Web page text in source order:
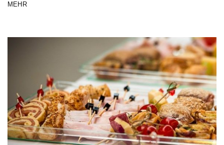
MEHR